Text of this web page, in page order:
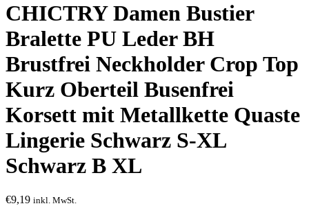
CHICTRY Damen Bustier
Bralette PU Leder BH
Brustfrei Neckholder Crop Top
Kurz Oberteil Busenfrei
Korsett mit Metallkette Quaste
Lingerie Schwarz S-XL
Schwarz B XL
€9,19 inkl. MwSt.